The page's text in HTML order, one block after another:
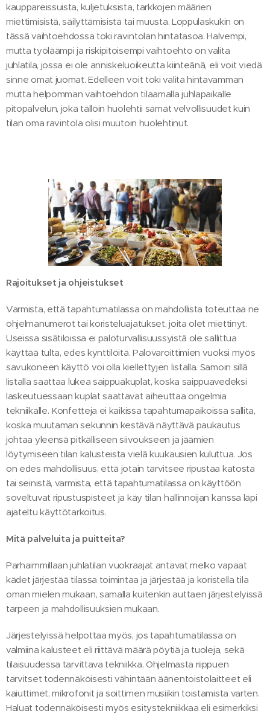
kauppareissuista, kuljetuksista, tarkkojen määrien
miettimisistä, säilyttämisistä tai muusta. Loppulaskukin on
tässä vaihtoehdossa toki ravintolan hintatasoa. Halvempi,
mutta työläämpi ja riskipitoisempi vaihtoehto on valita
juhlatila, jossa ei ole anniskeluoikeutta kiinteänä, eli voit viedä
sinne omat juomat. Edelleen voit toki valita hintavamman
mutta helpomman vaihtoehdon tilaamalla juhlapaikalle
pitopalvelun, joka tällöin huolehtii samat velvollisuudet kuin
tilan oma ravintola olisi muutoin huolehtinut.
Rajoitukset ja ohjeistukset
Varmista, että tapahtumatilassa on mahdollista toteuttaa ne
ohjelmanumerot tai koristeluajatukset, joita olet miettinyt.
Useissa sisätiloissa ei paloturvallisuussyistä ole sallittua
käyttää tulta, edes kynttilöitä. Palovaroittimien vuoksi myös
savukoneen käyttö voi olla kiellettyjen listalla. Samoin sillä
listalla saattaa lukea saippuakuplat, koska saippuavedeksi
laskeutuessaan kuplat saattavat aiheuttaa ongelmia
tekniikalle. Konfetteja ei kaikissa tapahtumapaikoissa sallita,
koska muutaman sekunnin kestävä näyttävä paukautus
johtaa yleensä pitkälliseen siivoukseen ja jäämien
löytymiseen tilan kalusteista vielä kuukausien kuluttua. Jos
on edes mahdollisuus, että jotain tarvitsee ripustaa katosta
tai seinistä, varmista, että tapahtumatilassa on käyttöön
soveltuvat ripustuspisteet ja käy tilan hallinnoijan kanssa läpi
ajateltu käyttötarkoitus.
Mitä palveluita ja puitteita?
Parhaimmillaan juhlatilan vuokraajat antavat melko vapaat
kädet järjestää tilassa toimintaa ja järjestää ja koristella tila
oman mielen mukaan, samalla kuitenkin auttaen järjestelyissä
tarpeen ja mahdollisuuksien mukaan.
Järjestelyissä helpottaa myös, jos tapahtumatilassa on
valmiina kalusteet eli riittävä määrä pöytiä ja tuoleja, sekä
tilaisuudessa tarvittava tekniikka. Ohjelmasta riippuen
tarvitset todennäköisesti vähintään äänentoistolaitteet eli
kaiuttimet, mikrofonit ja soittimen musiikin toistamista varten.
Haluat todennäköisesti myös esitystekniikkaa eli esimerkiksi